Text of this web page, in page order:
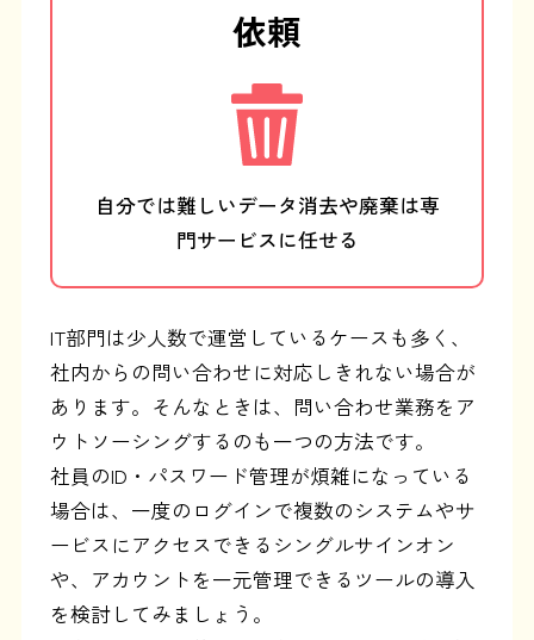
依頼
自分では難しいデータ消去や廃棄は専
門サービスに任せる
IT部門は少人数で運営しているケースも多く、
社内からの問い合わせに対応しきれない場合が
あります。そんなときは、問い合わせ業務をア
ウトソーシングするのも一つの方法です。
社員のID・パスワード管理が煩雑になっている
場合は、一度のログインで複数のシステムやサ
ービスにアクセスできるシングルサインオン
や、アカウントを一元管理できるツールの導入
を検討してみましょう。